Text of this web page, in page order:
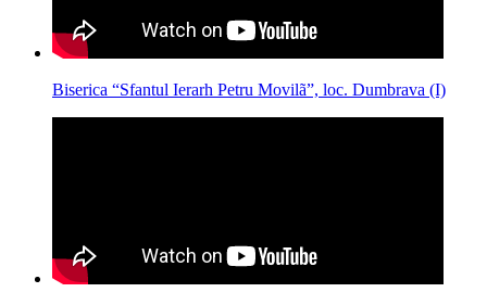
Biserica “Sfantul Ierarh Petru Movilã”, loc. Dumbrava (I)